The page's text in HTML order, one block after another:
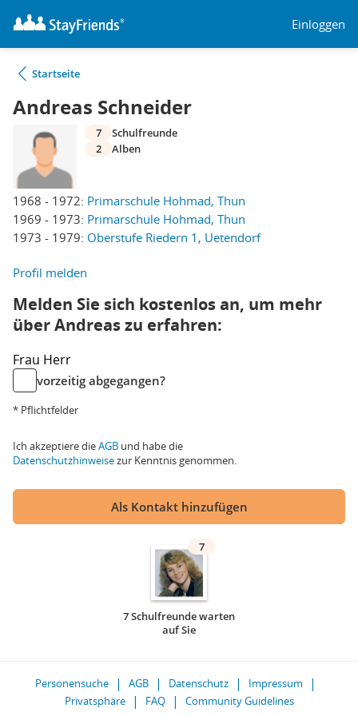
Einloggen
Startseite
Andreas Schneider
1968 - 1972: Primarschule Hohmad, Thun
1969 - 1973: Primarschule Hohmad, Thun
1973 - 1979: Oberstufe Riedern 1, Uetendorf
7
Schulfreunde
2
Alben
Profil melden
Melden Sie sich kostenlos an, um mehr
über Andreas zu erfahren:
Frau Herr
vorzeitig abgegangen?
* Pflichtfelder
Ich akzeptiere dieAGB und habe die
Datenschutzhinweisezur Kenntnis genommen.
Als Kontakt hinzufügen
7
7 Schulfreunde warten
auf Sie
Personensuche AGB Datenschutz
Impressum
Privatsphäre
FAQ Community Guidelines